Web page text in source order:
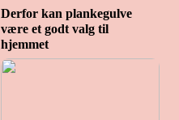
Derfor kan plankegulve
være et godt valg til
hjemmet